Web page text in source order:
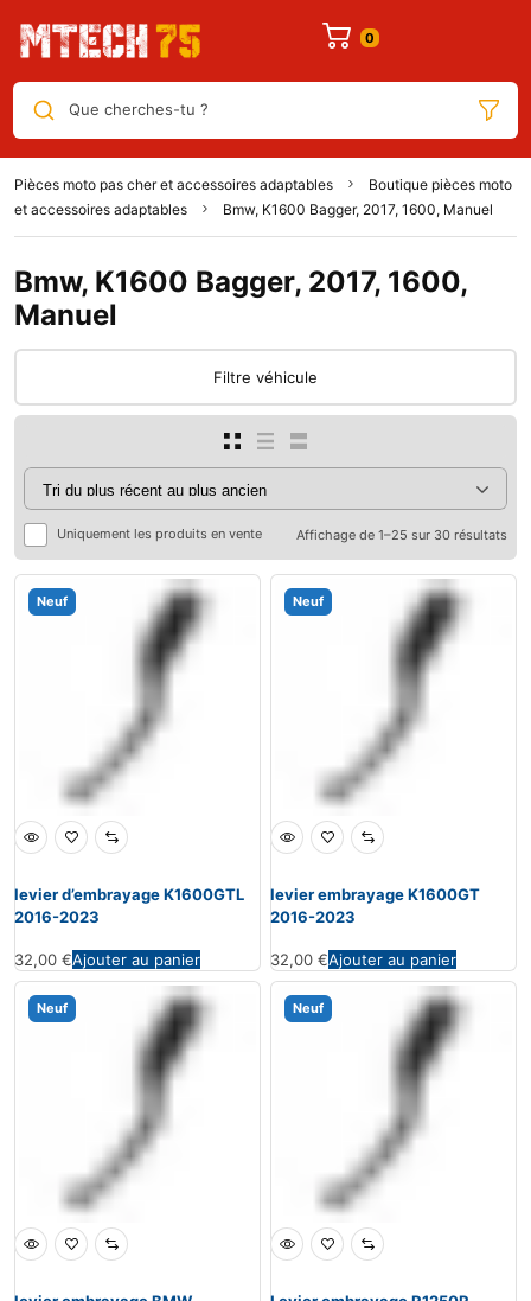
Que cherches-tu ?
Pièces moto pas cher et accessoires adaptables
Boutique pièces moto
et accessoires adaptables
Bmw, K1600 Bagger, 2017, 1600, Manuel
Bmw, K1600 Bagger, 2017, 1600,
Manuel
Filtre véhicule
Uniquement les produits en vente Affichage de 1–25 sur 30 résultats
Neuf
levier d’embrayage K1600GTL
2016-2023
32,00 €Ajouter au panier
Neuf
levier embrayage K1600GT
2016-2023
32,00 €Ajouter au panier
Neuf Neuf